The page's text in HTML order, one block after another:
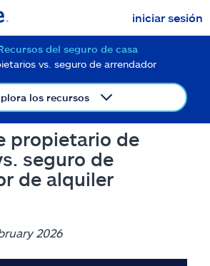
iniciar sesión
producto paracotizar
del seguro de casa
vs. seguro de arrendador
los recursos
propietario de
seguro de
de alquiler
2026